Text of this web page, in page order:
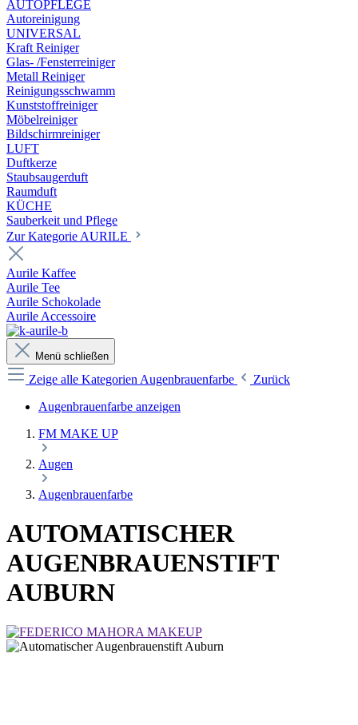
AUTOPFLEGE
Autoreinigung
UNIVERSAL
Kraft Reiniger
Glas- /Fensterreiniger
Metall Reiniger
Reinigungsschwamm
Kunststoffreiniger
Möbelreiniger
Bildschirmreiniger
LUFT
Duftkerze
Staubsaugerduft
Raumduft
KÜCHE
Sauberkeit und Pflege
Zur Kategorie AURILE
Aurile Kaffee
Aurile Tee
Aurile Schokolade
Aurile Accessoire
Menü schließen
Zeige alle Kategorien Augenbrauenfarbe
Zurück
Augenbrauenfarbe anzeigen
FM MAKE UP
Augen
Augenbrauenfarbe
AUTOMATISCHER
AUGENBRAUENSTIFT
AUBURN